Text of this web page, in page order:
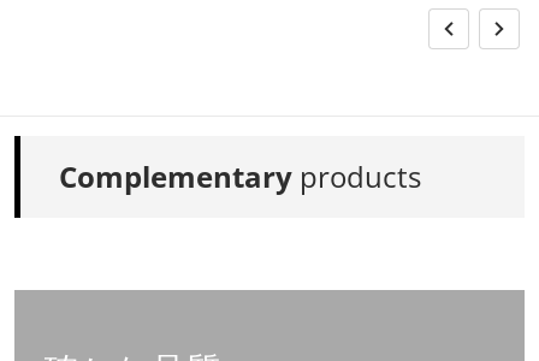
Complementary products